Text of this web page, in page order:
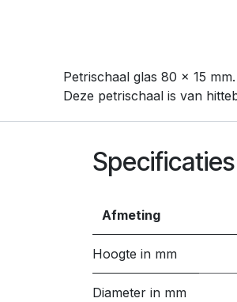
Petrischaal glas 80 x 15 mm.
Deze petrischaal is van
Specificaties
Afmeting
Hoogte in mm
Diameter in mm